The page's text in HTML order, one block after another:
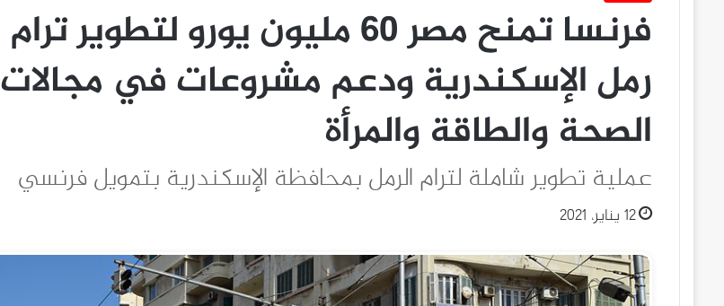
فرنسا تمنح مصر 60 مليون يورو لتطوير ترام
رمل الإسكندرية ودعم مشروعات في مجالات
الصحة والطاقة والمرأة
عملية تطوير شاملة لترام الرمل بمحافظة الإسكندرية بتمويل فرنسي
12 يناير، 2021